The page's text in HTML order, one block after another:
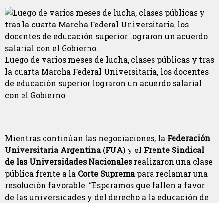
Luego de varios meses de lucha, clases públicas y tras
la cuarta Marcha Federal Universitaria, los docentes
de educación superior lograron un acuerdo salarial
con el Gobierno.
Mientras continúan las negociaciones, la Federación
Universitaria Argentina(FUA) y el Frente Sindical
de las Universidades Nacionalesrealizaron una clase
pública frente a la Corte Supremapara reclamar una
resolución favorable. “Esperamos que fallen a favor
de las universidades y del derecho a la educación de